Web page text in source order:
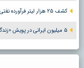
کشف ۲۵ هزار لیتر فرآورده نفتی گازوئیل غیر مجاز در اشتهارد
۵ میلیون ایرانی در پویش «زندگی با آیه‌ها» شرکت کردند